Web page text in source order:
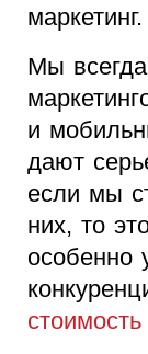
маркетинг.
Мы
и
дают
если мы
них, то
особенно